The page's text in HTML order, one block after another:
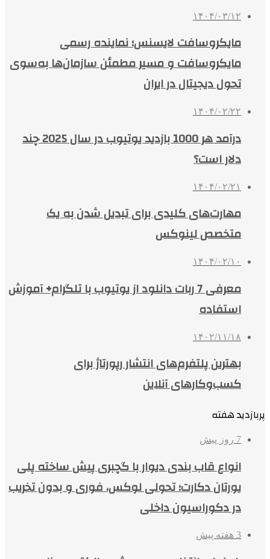
۱۴۰۴/۰۳/۱۲
مایکروسافت لایسنس؛ نماینده رسمی
مایکروسافت و مسیر مطمئن سازمان‌ها به‌سوی
تحول دیجیتال در ایران
۱۴۰۴/۰۲/۲۲
درآمد هر 1000 بازدید یوتیوب در سال 2025 چند
دلار است؟
۱۴۰۴/۰۲/۲۱
مهارت‌های کلیدی برای تبدیل شدن به یک
متخصص لینوکس
۱۴۰۴/۰۲/۱۰
معرفی 7 ربات دانلود از یوتیوب با تلگرام+ آموزش
استفاده
۱۴۰۲/۱۱/۱۸
بهترین پلتفرم‌های انتشار رپورتاژ برای
کسب‌وکارهای آنلاین
پربازدید هفته
7 روز پیش
انواع قاب بندی دیوار با گچبری پیش ساخته پلی
یورتان دکارت؛ تحولی لوکس، فوری و بدون تخریب
در دکوراسیون داخلی
3 هفته پیش